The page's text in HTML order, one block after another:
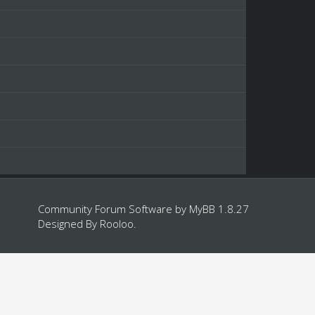
Community Forum Software by MyBB 1.8.27
Designed By Rooloo.